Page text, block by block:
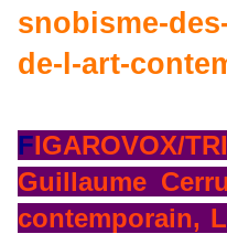
snobisme-
de-l-art-
FIGAROVOX/
Guillaume
contemporain,